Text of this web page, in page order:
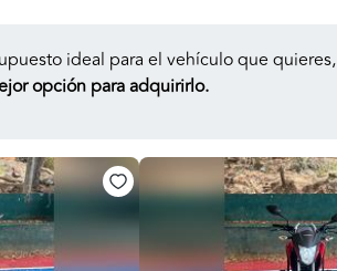
ideal para el vehículo que quieres,
opción para adquirirlo.